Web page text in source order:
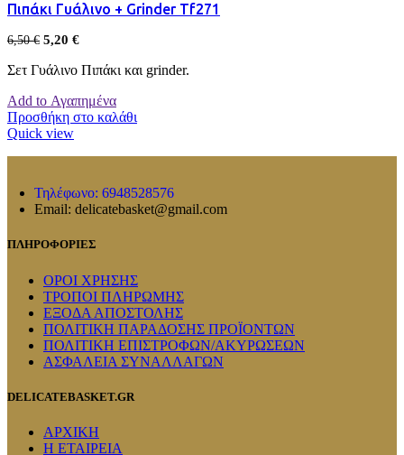
Πιπάκι Γυάλινο + Grinder Tf271
6,50€ 5,20 €
Σετ Γυάλινο Πιπάκι και grinder.
Add to Αγαπημένα
Προσθήκη στο καλάθι
Quick view
Τηλέφωνο: 6948528576
Email: delicatebasket@gmail.com
ΠΛΗΡΟΦΟΡΙΕΣ
ΟΡΟΙ ΧΡΗΣΗΣ
ΤΡΟΠΟΙ ΠΛΗΡΩΜΗΣ
ΕΞΟΔΑ ΑΠΟΣΤΟΛΗΣ
ΠΟΛΙΤΙΚΗ ΠΑΡΑΔΟΣΗΣ ΠΡΟΪΟΝΤΩΝ
ΠΟΛΙΤΙΚΗ ΕΠΙΣΤΡΟΦΩΝ/ΑΚΥΡΩΣΕΩΝ
ΑΣΦΑΛΕΙΑ ΣΥΝΑΛΛΑΓΩΝ
DELICATEBASKET.GR
ΑΡΧΙΚΗ
Η ΕΤΑΙΡΕΙΑ